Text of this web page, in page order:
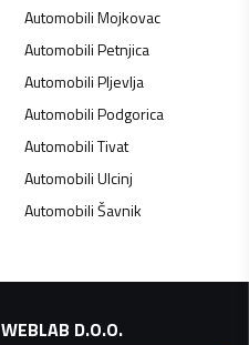
AutomobiliMojkovac
AutomobiliPetnjica
AutomobiliPljevlja
AutomobiliPodgorica
AutomobiliTivat
AutomobiliUlcinj
AutomobiliŠavnik
WEBLAB D.O.O.